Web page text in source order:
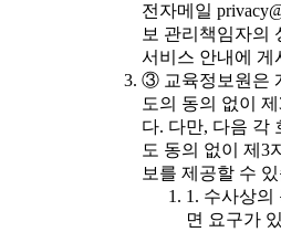
전자메일
보 관리책임자의
서비스 안내에 게
③ 교육정보원은
도의 동의 없이
다. 다만, 다음 각
도 동의 없이 제3
보를 제공할 수
1. 수사상의
면 요구가